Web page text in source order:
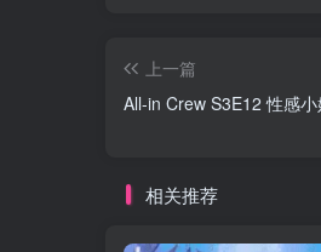
上一篇
All-in Crew S3E12 性感
相关推荐